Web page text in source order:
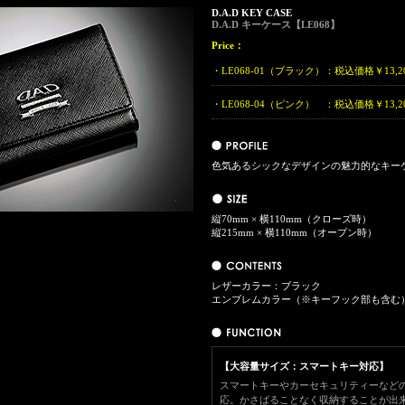
D.A.D KEY CASE
D.A.D キーケース【LE068】
Price：
・LE068-01（ブラック）： 税込価格￥
・LE068-04（ピンク） ： 税込価格￥
色気あるシックなデザインの魅力的なキー
縦70mm × 横110mm（クローズ時）
縦215mm × 横110mm（オープン時）
レザーカラー：ブラック
エンブレムカラー（※キーフック部も含む
【大容量サイズ：スマートキー対応】
スマートキーやカーセキュリティーなど
応。かさばることなく収納することが出